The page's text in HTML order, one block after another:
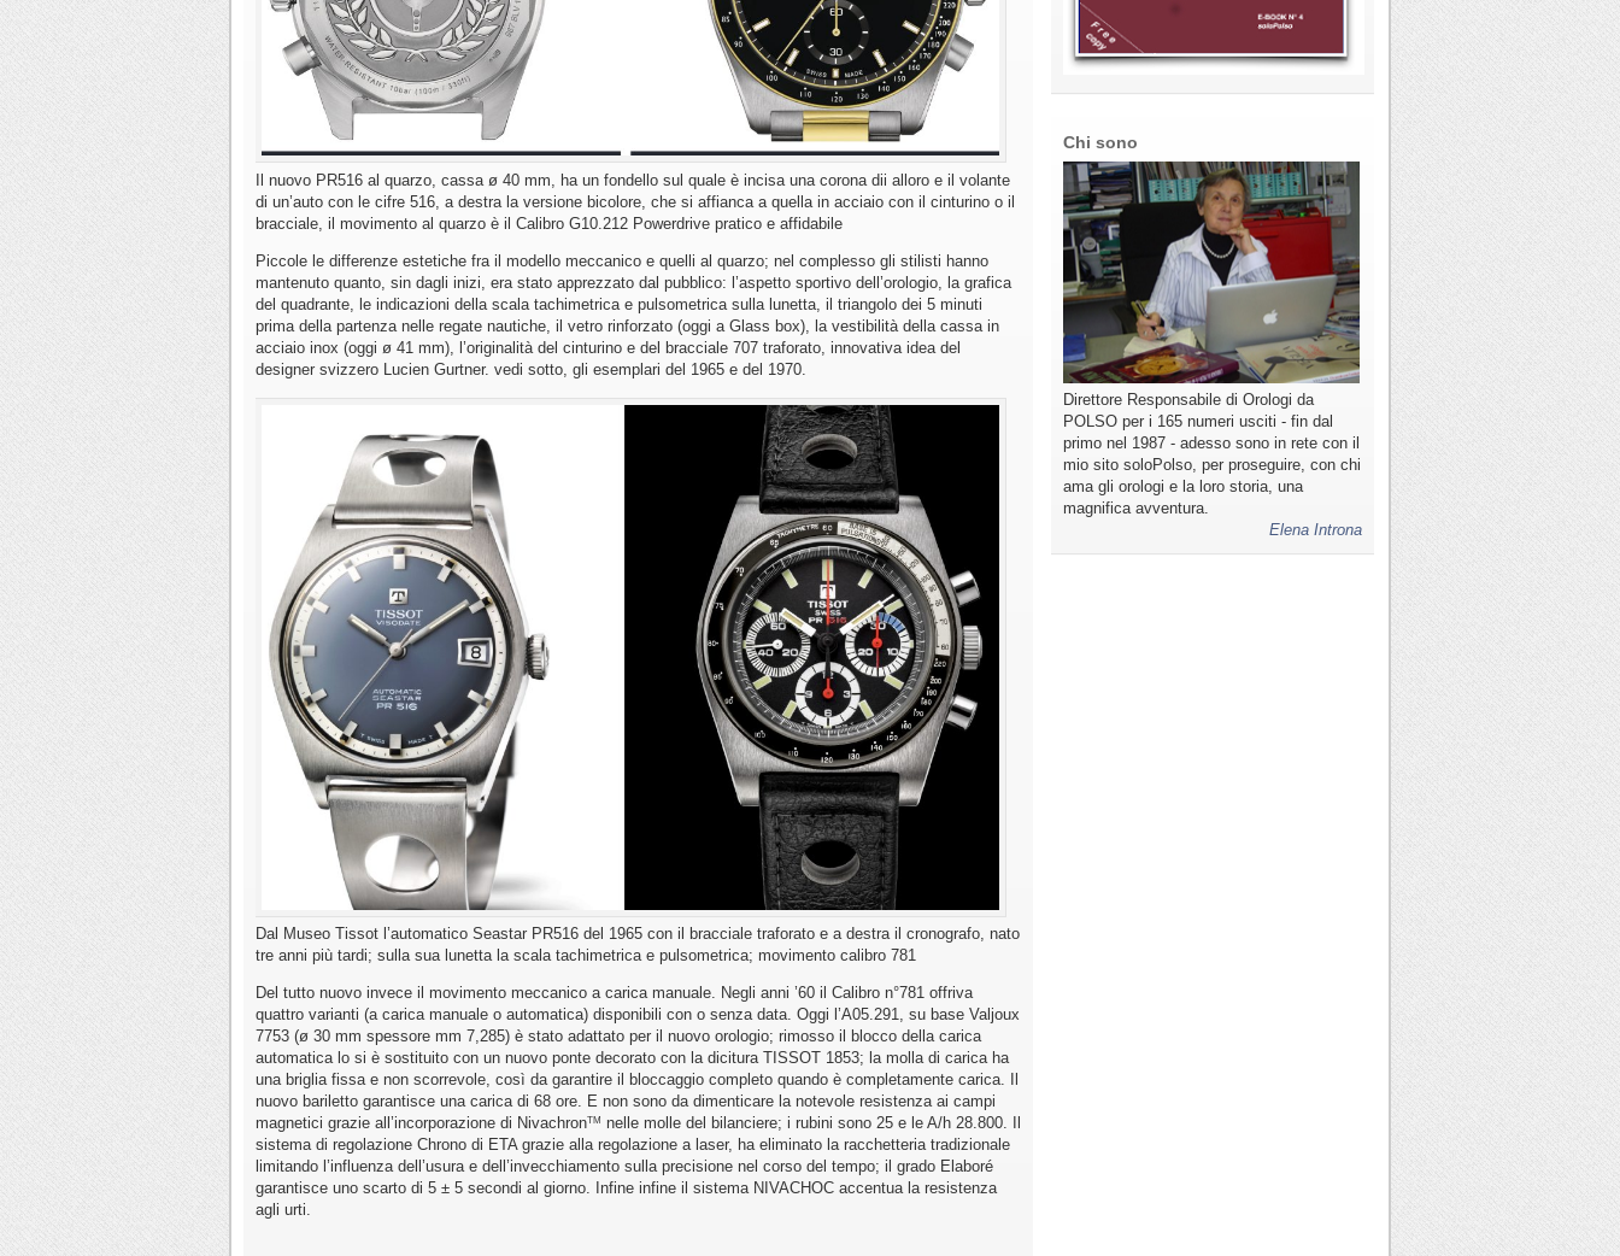
Il nuovo PR516 al quarzo, cassa ø 40 mm, ha un fondello sul quale è incisa una corona dii alloro e il volante
di un’auto con le cifre 516, a destra la versione bicolore, che si affianca a quella in acciaio con il cinturino o il
bracciale, il movimento al quarzo è il Calibro G10.212 Powerdrive pratico e affidabile
Piccole le differenze estetiche fra il modello meccanico e quelli al quarzo; nel complesso gli stilisti hanno
mantenuto quanto, sin dagli inizi, era stato apprezzato dal pubblico: l’aspetto sportivo dell’orologio, la grafica
del quadrante, le indicazioni della scala tachimetrica e pulsometrica sulla lunetta, il triangolo dei 5 minuti
prima della partenza nelle regate nautiche, il vetro rinforzato (oggi a Glass box), la vestibilità della cassa in
acciaio inox (oggi ø 41 mm), l’originalità del cinturino e del bracciale 707 traforato, innovativa idea del
designer svizzero Lucien Gurtner. vedi sotto, gli esemplari del 1965 e del 1970.
Dal Museo Tissot l’automatico Seastar PR516 del 1965 con il bracciale traforato e a destra il cronografo, nato
tre anni più tardi; sulla sua lunetta la scala tachimetrica e pulsometrica; movimento calibro 781
Del tutto nuovo invece il movimento meccanico a carica manuale. Negli anni ’60 il Calibro n°781 offriva
quattro varianti (a carica manuale o automatica) disponibili con o senza data. Oggi l’A05.291, su base Valjoux
7753 (ø 30 mm spessore mm 7,285) è stato adattato per il nuovo orologio; rimosso il blocco della carica
automatica lo si è sostituito con un nuovo ponte decorato con la dicitura TISSOT 1853; la molla di carica ha
una briglia fissa e non scorrevole, così da garantire il bloccaggio completo quando è completamente carica. Il
nuovo bariletto garantisce una carica di 68 ore. E non sono da dimenticare la notevole resistenza ai campi
magnetici grazie all’incorporazione di NivachronTM
nelle molle del bilanciere; i rubini sono 25 e le A/h 28.800. Il
sistema di regolazione Chrono di ETA grazie alla regolazione a laser, ha eliminato la racchetteria tradizionale
limitando l’influenza dell’usura e dell’invecchiamento sulla precisione nel corso del tempo; il grado Elaboré
garantisce uno scarto di 5 ± 5 secondi al giorno. Infine infine il sistema NIVACHOC accentua la resistenza
agli urti.
Chi sono
Direttore Responsabile di Orologi da
POLSO per i 165 numeri usciti - fin dal
primo nel 1987 - adesso sono in rete con il
mio sito soloPolso, per proseguire, con chi
ama gli orologi e la loro storia, una
magnifica avventura.
Elena Introna